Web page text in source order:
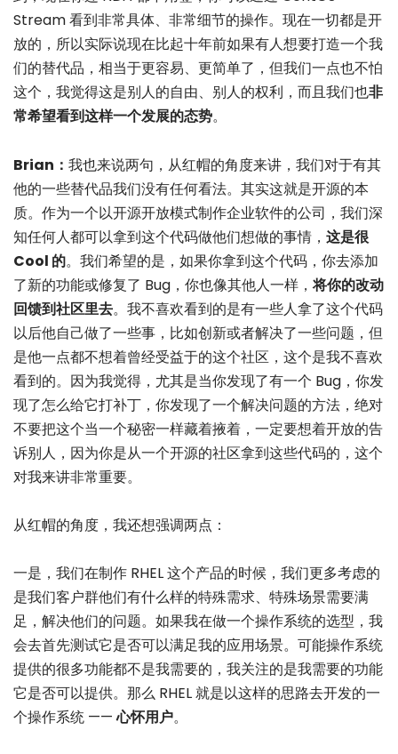
Stream 看到非常具体、非常细节的操作。现在一切都是开
放的，所以实际说现在比起十年前如果有人想要打造一个我
们的替代品，相当于更容易、更简单了，但我们一点也不怕
这个，我觉得这是别人的自由、别人的权利，而且我们也非
常希望看到这样一个发展的态势。
Brian： 我也来说两句，从红帽的角度来讲，我们对于有其
他的一些替代品我们没有任何看法。其实这就是开源的本
质。作为一个以开源开放模式制作企业软件的公司，我们深
知任何人都可以拿到这个代码做他们想做的事情， 这是很
Cool 的。我们希望的是，如果你拿到这个代码，你去添加
了新的功能或修复了 Bug，你也像其他人一样，将你的改动
回馈到社区里去。我不喜欢看到的是有一些人拿了这个代码
以后他自己做了一些事，比如创新或者解决了一些问题，但
是他一点都不想着曾经受益于的这个社区，这个是我不喜欢
看到的。因为我觉得，尤其是当你发现了有一个 Bug，你发
现了怎么给它打补丁，你发现了一个解决问题的方法，绝对
不要把这个当一个秘密一样藏着掖着，一定要想着开放的告
诉别人，因为你是从一个开源的社区拿到这些代码的，这个
对我来讲非常重要。
从红帽的角度，我还想强调两点：
一是，我们在制作 RHEL 这个产品的时候，我们更多考虑的
是我们客户群他们有什么样的特殊需求、特殊场景需要满
足，解决他们的问题。如果我在做一个操作系统的选型，我
会去首先测试它是否可以满足我的应用场景。可能操作系统
提供的很多功能都不是我需要的，我关注的是我需要的功能
它是否可以提供。那么 RHEL 就是以这样的思路去开发的一
个操作系统 ——心怀用户。